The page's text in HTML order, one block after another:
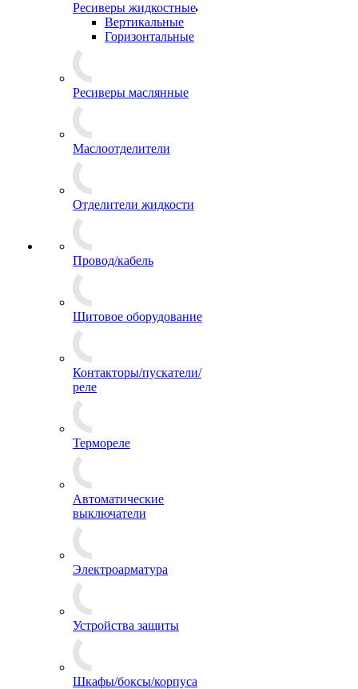
Ресиверы жидкостные
Вертикальные
Горизонтальные
Ресиверы маслянные
Маслоотделители
Отделители жидкости
Провод/кабель
Щитовое оборудование
Контакторы/пускатели/
реле
Термореле
Автоматические
выключатели
Электроарматура
Устройства защиты
Шкафы/боксы/корпуса